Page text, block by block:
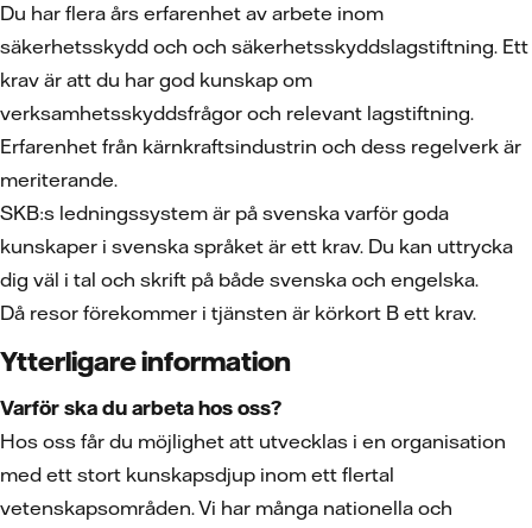
Du har flera års erfarenhet av arbete inom
säkerhetsskydd och och säkerhetsskyddslagstiftning. Ett
krav är att du har god kunskap om
verksamhetsskyddsfrågor och relevant lagstiftning.
Erfarenhet från kärnkraftsindustrin och dess regelverk är
meriterande.
SKB:s ledningssystem är på svenska varför goda
kunskaper i svenska språket är ett krav. Du kan uttrycka
dig väl i tal och skrift på både svenska och engelska.
Då resor förekommer i tjänsten är körkort B ett krav.
Ytterligare information
Varför ska du arbeta hos oss?
Hos oss får du möjlighet att utvecklas i en organisation
med ett stort kunskapsdjup inom ett flertal
vetenskapsområden. Vi har många nationella och